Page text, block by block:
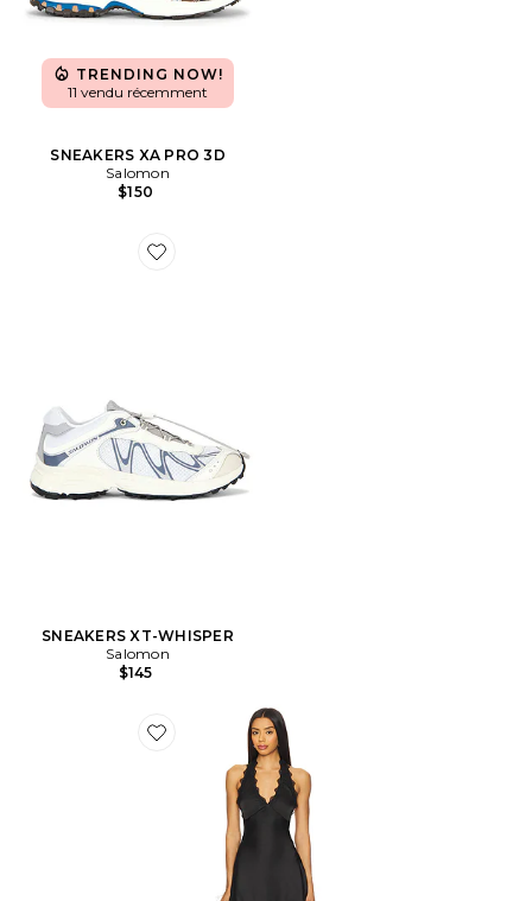
TRENDING NOW!
11 vendu récemment
SNEAKERS XA PRO 3D
Salomon
$150
Favorite SNEAKERS XT-WHISPER
SNEAKERS XT-WHISPER
Salomon
$145
Favorite ROBE STARS ALIGN